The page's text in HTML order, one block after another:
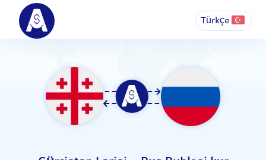
Türkçe